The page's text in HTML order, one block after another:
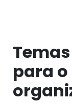
para